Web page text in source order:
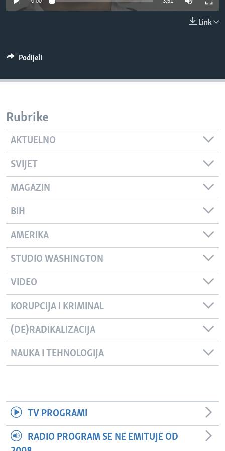
MAGAZIN
Learning English
PRATITE NAS
Jezici
Link
Podijeli
Rubrike
AKTUELNO
SVIJET
MAGAZIN
BIH
AMERIKA
STUDIO WASHINGTON
VIDEO
KORUPCIJA I KRIMINAL
(DE)RADIKALIZACIJA
NAUKA I TEHNOLOGIJA
TV PROGRAMI
RADIO PROGRAM SE NE EMITUJE OD